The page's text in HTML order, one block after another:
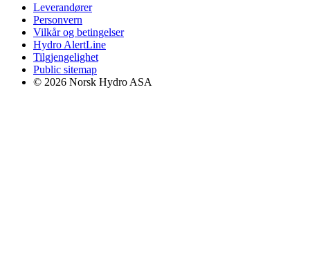
Leverandører
Personvern
Vilkår og betingelser
Hydro AlertLine
Tilgjengelighet
Public sitemap
© 2026 Norsk Hydro ASA